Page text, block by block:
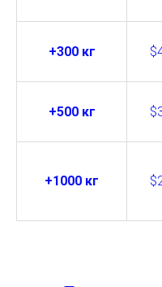
+300 кг
+500 кг
+1000 кг